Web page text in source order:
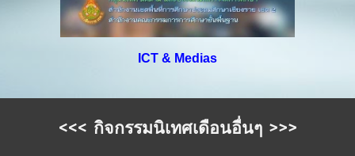
ICT & Medias
<<< กิจกรรมนิเทศเดือนอื่นๆ >>>